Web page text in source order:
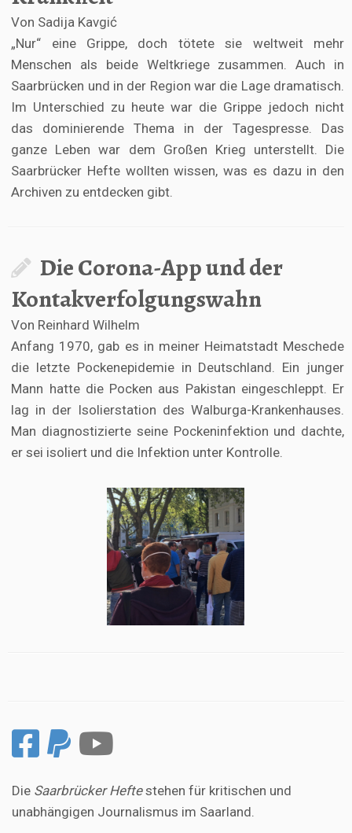
Von Sadija Kavgić
„Nur“ eine Grippe, doch tötete sie weltweit mehr
Menschen als beide Weltkriege zusammen. Auch in
Saarbrücken und in der Region war die Lage dramatisch.
Im Unterschied zu heute war die Grippe jedoch nicht
das dominierende Thema in der Tagespresse. Das
ganze Leben war dem Großen Krieg unterstellt. Die
Saarbrücker Hefte wollten wissen, was es dazu in den
Archiven zu entdecken gibt.
Die Corona-App und der
Kontakverfolgungswahn
Von Reinhard Wilhelm
Anfang 1970, gab es in meiner Heimatstadt Meschede
die letzte Pockenepidemie in Deutschland. Ein junger
Mann hatte die Pocken aus Pakistan eingeschleppt. Er
lag in der Isolierstation des Walburga-Krankenhauses.
Man diagnostizierte seine Pockeninfektion und dachte,
er sei isoliert und die Infektion unter Kontrolle.
Die Saarbrücker Heftestehen für kritischen und
unabhängigen Journalismus im Saarland.